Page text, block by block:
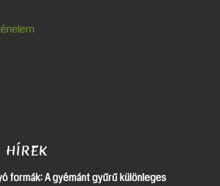
HÍREK
formák: A gyémánt gyűrű különleges